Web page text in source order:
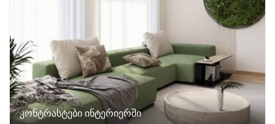
კონტრასტები ინტერიერში